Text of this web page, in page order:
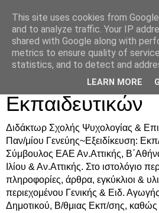
Δρ. Ράνια
Συμβουλευτική
Υποστήριξη
Εκπαιδευτικών
Διδάκτωρ Σχολής Ψυχολογίας &
Παν/μίου Γενεύης~Εξειδίκευση:
Σύμβουλος ΕΑΕ Αν.Αττικής,
Ιλίου & Αν.Αττικής. Στο ιστολόγιο
πληροφορίες, άρθρα, εγκύκλιοι &
περιεχομένου Γενικής & Ειδ.
Δημοτικού, Β/θμιας Εκπ/σης, καθώς
This site uses cookies from
and to analyze traffic. Your IP
shared with Google along with
metrics to ensure quality of
statistics, and to detect and
LEARN MORE